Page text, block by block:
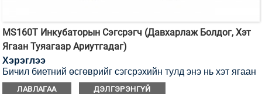
MS160T Инкубаторын Сэгсрэгч (Давхарлаж Болдог, Хэт
Ягаан Туяагаар Ариутгадаг)
Хэрэглээ
Бичил биетний өсгөврийг сэгсрэхийн тулд энэ нь хэт ягаан
туяагаар ариутгах боломжтой инкубаторын сэгсрэгч юм.
ЛАВЛАГАА ДЭЛГЭРЭНГҮЙ